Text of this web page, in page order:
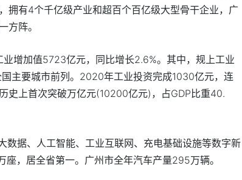
拥有4个千亿级产业和超百个百亿级大型骨干企业，广
方阵。
增加值5723亿元，同比增长2.6%。其中，规上工业
主要城市前列。2020年工业投资完成1030亿元，连
史上首次突破万亿元(10200亿元)，占GDP比重40.
数据、人工智能、工业互联网、充电基础设施等数字新
，居全省第一。广州市全年汽车产量295万辆。